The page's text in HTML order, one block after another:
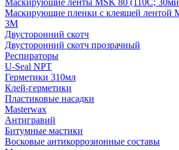
Маскирующие ленты MSK 80 (110С;
Маскирующие пленки с клеящей лентой
3M
Двусторонний скотч
Двусторонний скотч прозрачный
Респираторы
U-Seal NPT
Герметики 310мл
Клей-герметики
Пластиковые насадки
Masterwax
Антигравий
Битумные мастики
Восковые антикоррозионные составы